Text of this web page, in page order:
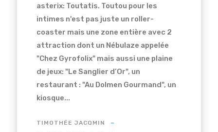
asterix: Toutatis. Toutou pour les
intimes n'est pas juste un roller-
coaster mais une zone entière avec 2
attraction dont un Nébulaze appelée
"Chez Gyrofolix" mais aussi une plaine
de jeux: "Le Sanglier d’Or", un
restaurant : "Au Dolmen Gourmand", un
kiosque...
TIMOTHÉE JACQMIN